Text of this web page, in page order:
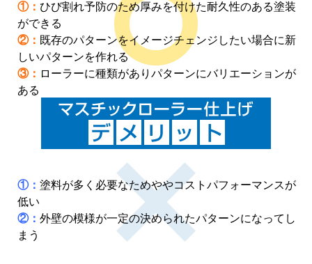
①： ひび割れ予防のため厚みを付けた耐久性のある塗装
ができる
②： 既存のパターンをイメージチェンジしたい場合に新
しいパターンを作れる
③： ローラーに種類がありパターンにバリエーションが
ある
①： 塗料が多く必要なためややコストパフォーマンスが
低い
②： 外壁の模様が一定の決められたパターンになってし
まう